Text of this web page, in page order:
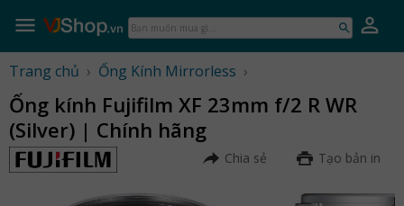
Bạn
muốn
gì...
Trang chủ › Ống Kính Mirrorless ›
Ống kính Fujifilm XF 23mm f/2 R WR
(Silver) | Chính hãng
Chia sẻ Tạo bản in